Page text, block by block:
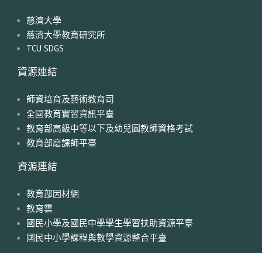
慈濟大學
慈濟大學教育研究所
TCU SDGS
資源連結
師資培育及藝術教育司
全國教育實習資訊平臺
教育部高級中等以下及幼兒園教師資格考試
教育部磨課師平臺
資源連結
教育部因材網
教育雲
國民小學及國民中學學生學習扶助資源平臺
國民中小學課程與教學資源整合平臺